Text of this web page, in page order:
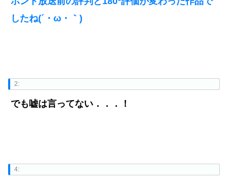
したね(´・ω・｀)
2:
でも嘘は言ってない．．．！
4: